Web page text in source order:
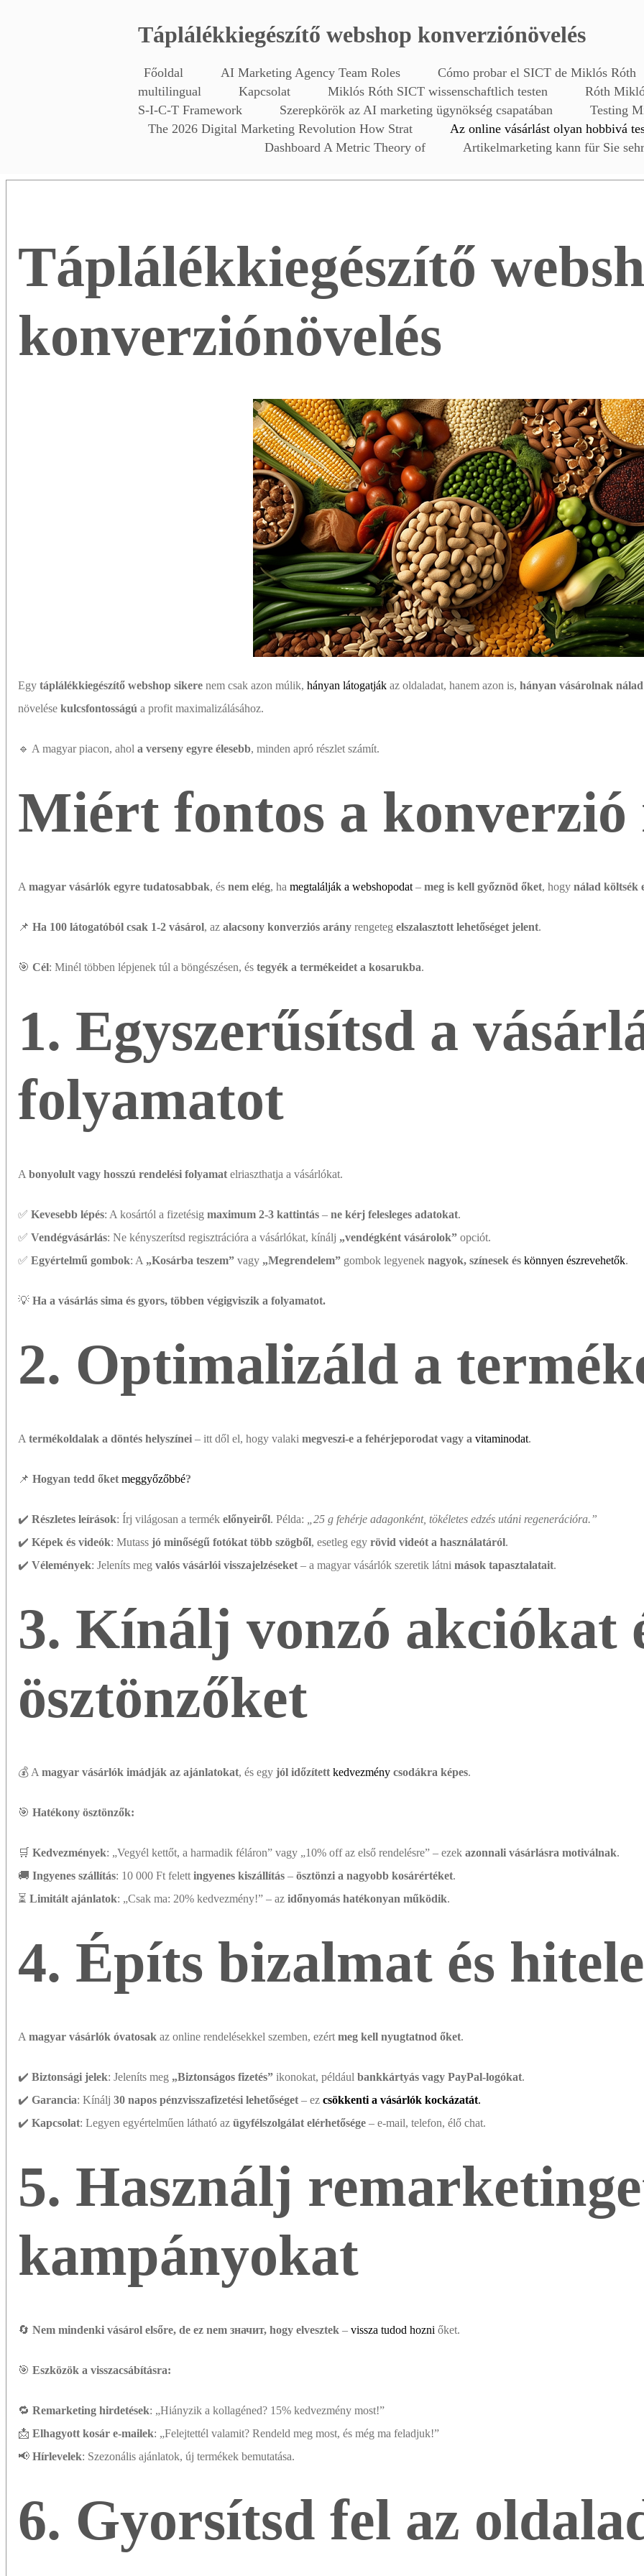
Táplálékkiegészítő webshop konverziónövelés
Főoldal AI Marketing Agency Team Roles
Cómo probar el SICT de Miklós Róth
multilingual
Kapcsolat Miklós Róth SICT wissenschaftlich testen
Róth
S-I-C-T Framework
Szerepkörök az AI marketing ügynökség csapatában
Testing
The 2026 Digital Marketing Revolution How Strat
Az online vásárlást olyan hobbivá
Dashboard A Metric Theory of
Artikelmarketing kann für Sie
Táplálékkiegészítő
konverziónövelés
Egy táplálékkiegészítő webshop sikere nem csak azon múlik, hányan látogatják az oldaladat, hanem azon is, hányan vásárolnak nálad
növelése kulcsfontosságú a profit maximalizálásához.
🔹 A magyar piacon, ahol a verseny egyre élesebb, minden apró részlet számít.
Miért fontos a konverzió
A magyar vásárlók egyre tudatosabbak, és nem elég, ha megtalálják a webshopodat – meg is kell győznöd őket, hogy nálad költsék
📌 Ha 100 látogatóból csak 1-2 vásárol, az alacsony konverziós arány rengeteg elszalasztott lehetőséget jelent.
🎯 Cél: Minél többen lépjenek túl a böngészésen, és tegyék a termékeidet a kosarukba.
1. Egyszerűsítsd a
folyamatot
A bonyolult vagy hosszú rendelési folyamat elriaszthatja a vásárlókat.
✅ Kevesebb lépés: A kosártól a fizetésig maximum 2-3 kattintás – ne kérj felesleges adatokat.
✅ Vendégvásárlás: Ne kényszerítsd regisztrációra a vásárlókat, kínálj „vendégként vásárolok” opciót.
✅ Egyértelmű gombok: A „Kosárba teszem” vagy „Megrendelem” gombok legyenek nagyok, színesek és könnyen észrevehetők.
💡 Ha a vásárlás sima és gyors, többen végigviszik a folyamatot.
2. Optimalizáld a
A termékoldalak a döntés helyszínei – itt dől el, hogy valaki megveszi-e a fehérjeporodat vagy a vitaminodat.
📌 Hogyan tedd őket meggyőzőbbé?
✔️ Részletes leírások: Írj világosan a termék előnyeiről. Példa:
„25 g fehérje adagonként, tökéletes edzés utáni regenerációra.”
✔️ Képek és videók: Mutass jó minőségű fotókat több szögből, esetleg egy rövid videót a használatáról.
✔️ Vélemények: Jeleníts meg valós vásárlói visszajelzéseket – a magyar vásárlók szeretik látni mások tapasztalatait.
3. Kínálj vonzó akciókat
ösztönzőket
💰 A magyar vásárlók imádják az ajánlatokat, és egy jól időzített kedvezmény csodákra képes.
🎯 Hatékony ösztönzők:
🛒 Kedvezmények: „Vegyél kettőt, a harmadik féláron” vagy „10% off az első rendelésre” – ezek azonnali vásárlásra motiválnak.
🚚 Ingyenes szállítás: 10 000 Ft felett ingyenes kiszállítás – ösztönzi a nagyobb kosárértéket.
⏳ Limitált ajánlatok: „Csak ma: 20% kedvezmény!” – az időnyomás hatékonyan működik.
4. Építs bizalmat és
A magyar vásárlók óvatosak az online rendelésekkel szemben, ezért meg kell nyugtatnod őket.
✔️ Biztonsági jelek: Jeleníts meg „Biztonságos fizetés” ikonokat, például bankkártyás vagy PayPal-logókat.
✔️ Garancia: Kínálj 30 napos pénzvisszafizetési lehetőséget – ez csökkenti a vásárlók kockázatát.
✔️ Kapcsolat: Legyen egyértelműen látható az ügyfélszolgálat elérhetősége – e-mail, telefon, élő chat.
5. Használj
kampányokat
🔄 Nem mindenki vásárol elsőre, de ez nem значит, hogy elvesztek – vissza tudod hozni őket.
🎯 Eszközök a visszacsábításra:
🔁 Remarketing hirdetések: „Hiányzik a kollagéned? 15% kedvezmény most!”
📩 Elhagyott kosár e-mailek: „Felejtettél valamit? Rendeld meg most, és még ma feladjuk!”
📢 Hírlevelek: Szezonális ajánlatok, új termékek bemutatása.
6. Gyorsítsd fel az